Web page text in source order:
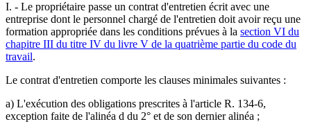
I. - Le propriétaire passe un contrat d'entretien écrit avec une
entreprise dont le personnel chargé de l'entretien doit avoir reçu une
formation appropriée dans les conditions prévues à la section VI du
chapitre III du titre IV du livre V de la quatrième partie du code du
travail.
Le contrat d'entretien comporte les clauses minimales suivantes :
a) L'exécution des obligations prescrites à l'article R. 134-6,
exception faite de l'alinéa d du 2° et de son dernier alinéa ;